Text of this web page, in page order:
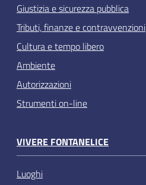
Giustizia e sicurezza pubblica
Tributi, finanze e contravvenzioni
Cultura e tempo libero
Ambiente
Autorizzazioni
Strumenti on-line
VIVERE FONTANELICE
Luoghi